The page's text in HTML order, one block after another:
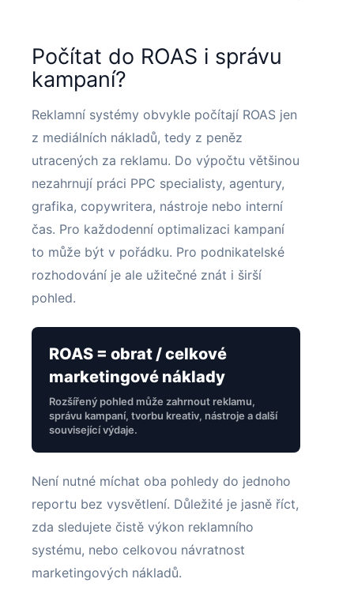
Počítat do ROAS i správu
kampaní?
Reklamní systémy obvykle počítají ROAS jen
z mediálních nákladů, tedy z peněz
utracených za reklamu. Do výpočtu většinou
nezahrnují práci PPC specialisty, agentury,
grafika, copywritera, nástroje nebo interní
čas. Pro každodenní optimalizaci kampaní
to může být v pořádku. Pro podnikatelské
rozhodování je ale užitečné znát i širší
pohled.
ROAS = obrat / celkové
marketingové náklady
Rozšířený pohled může zahrnout reklamu,
správu kampaní, tvorbu kreativ, nástroje a další
související výdaje.
Není nutné míchat oba pohledy do jednoho
reportu bez vysvětlení. Důležité je jasně říct,
zda sledujete čistě výkon reklamního
systému, nebo celkovou návratnost
marketingových nákladů.